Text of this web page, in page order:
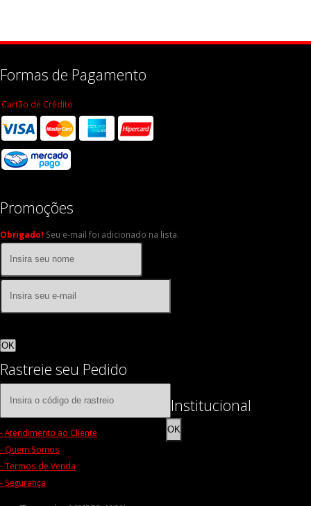
Formas de Pagamento
Cartão de Crédito
Promoções
Obrigado! Seu e-mail foi adicionado na lista.
OK
Rastreie seu Pedido
OK
Institucional
- Atendimento ao Cliente
- Quem Somos
- Termos de Venda
- Segurança